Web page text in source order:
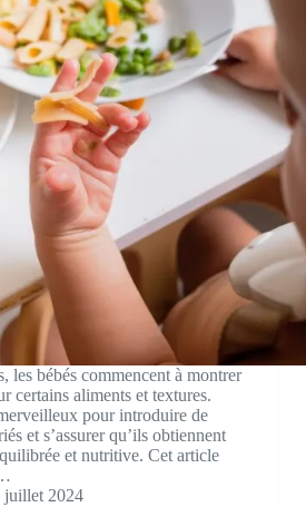
les bébés commencent à montrer
certains aliments et textures.
pour introduire de
et s’assurer qu’ils obtiennent
et nutritive. Cet article
juillet 2024